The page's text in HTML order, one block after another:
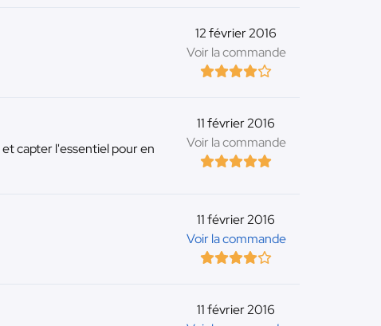
12 février 2016
Voir la commande
11 février 2016
Voir la commande
capter l'essentiel pour en
11 février 2016
Voir la commande
11 février 2016